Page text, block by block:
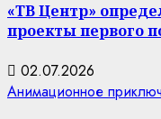
«ТВ Центр»
проекты первого
02.07.2026
Анимационное